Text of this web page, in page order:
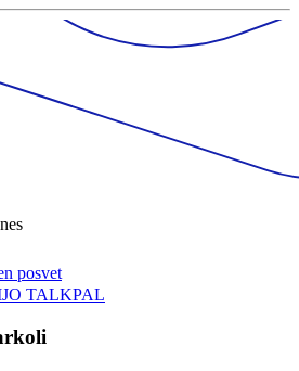
posvet
TALKPAL